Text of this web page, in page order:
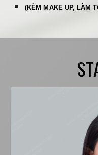
(KÈM MAKE UP, LÀM